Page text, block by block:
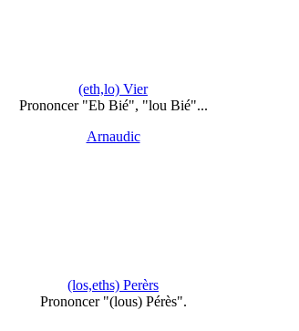
(eth,lo) Vier
Prononcer "Eb Bié", "lou Bié"...
Arnaudic
(los,eths) Perèrs
Prononcer "(lous) Pérès".